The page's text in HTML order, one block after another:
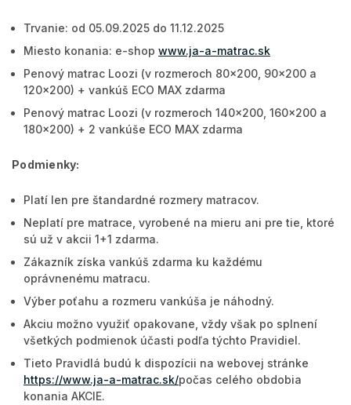
Trvanie: od 05.09.2025 do 11.12.2025
Miesto konania: e-shop www.ja-a-matrac.sk
Penový matrac Loozi (v rozmeroch 80x200, 90x200 a
120x200) + vankúš ECO MAX zdarma
Penový matrac Loozi (v rozmeroch 140x200, 160x200 a
180x200) + 2 vankúše ECO MAX zdarma
Podmienky:
Platí len pre štandardné rozmery matracov.
Neplatí pre matrace, vyrobené na mieru ani pre tie, ktoré
sú už v akcii 1+1 zdarma.
Zákazník získa vankúš zdarma ku každému
oprávnenému matracu.
Výber poťahu a rozmeru vankúša je náhodný.
Akciu možno využiť opakovane, vždy však po splnení
všetkých podmienok účasti podľa týchto Pravidiel.
Tieto Pravidlá budú k dispozícii na webovej stránke
https://www.ja-a-matrac.sk/počas celého obdobia
konania AKCIE.